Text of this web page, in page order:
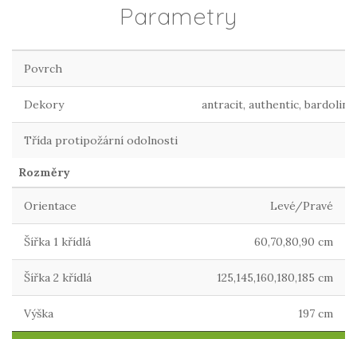
Parametry
Povrch
Dekory antracit, authentic,
Třída protipožární odolnosti
Rozměry
Orientace Levé/Pravé
Šířka 1 křídlá 60,70,80,90 cm
Šířka 2 křídlá 125,145,160,180,185 cm
Výška 197 cm